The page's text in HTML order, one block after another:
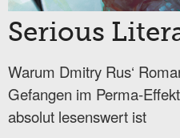
Serious
Warum Dmitry Rus‘
Gefangen im Perma-
absolut lesenswert ist